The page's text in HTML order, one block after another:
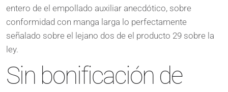
entero de el empollado auxiliar anecdótico, sobre
conformidad con manga larga lo perfectamente
señalado sobre el lejano dos de el producto 29 sobre la
ley.
Sin bonificación de